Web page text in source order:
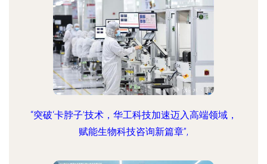
“突破‘卡脖子’技术，华工科技加速迈入高端领域，
赋能生物科技咨询新篇章”,